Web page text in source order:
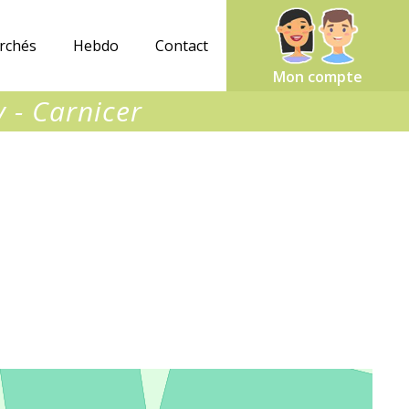
Hebdo
Contact
Mon compte
- Carnicer